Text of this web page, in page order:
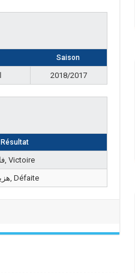
Saison
2018/2017
Résultat
فاز, Victoire
هزيمة, Défaite